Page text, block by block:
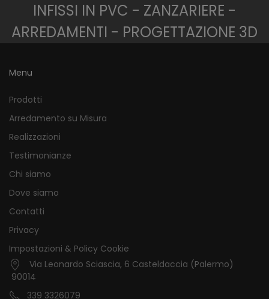
INFISSI IN PVC - ZANZARIERE -
ARREDAMENTI - PROGETTAZIONE 3D
Menu
Prodotti
Arredamento su Misura
Realizzazioni
Testimonianze
Chi siamo
Dove siamo
Contatti
Privacy
Impostazioni & Policy Cookie
Via Leonardo Sciascia, 6 Casteldaccia (Palermo)
90014
339 3326079